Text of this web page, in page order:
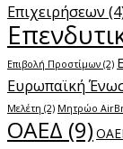
Επιχειρήσεων
Επιβολή Προστίμων (2)
Ευρωπαϊκή
Μελέτη (2) Μητρώο
ΟΑΕΔ (9)